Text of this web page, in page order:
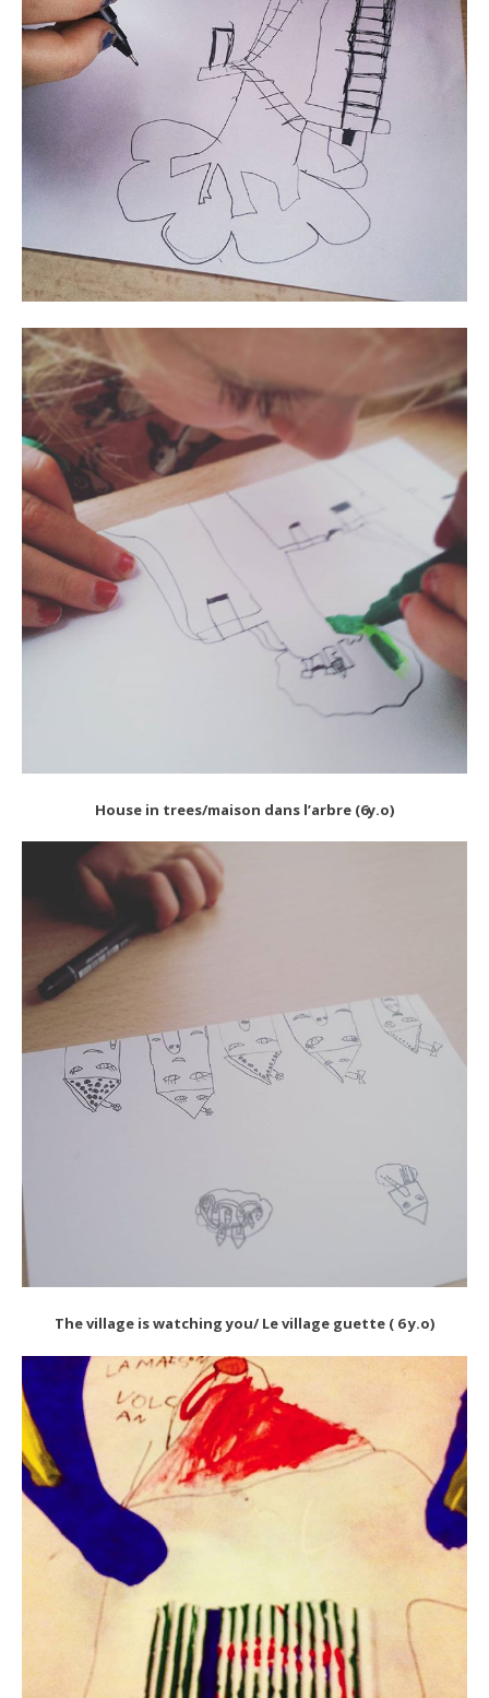
House in trees/maison dans l’arbre (6y.o)
The village is watching you/ Le village guette ( 6 y.o)